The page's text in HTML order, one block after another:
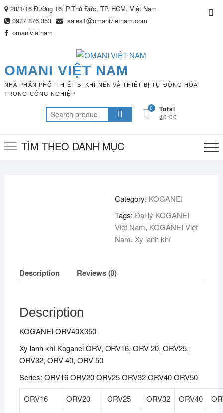
Skip
to
content
28/1/16 Đường 16, P.Thủ Đức, TP. HCM, Việt Nam
0937 876 353
sales1@omanivietnam.com
omanivietnam
OMANI VIỆT NAM
NHÀ PHÂN PHỐI THIẾT BỊ KHÍ NÉN VÀ THIẾT BỊ TỰ ĐỘNG HÓA
TRONG CÔNG NGHIỆP
Search
for:
0 Total
₫0.00
TÌM THEO DANH MỤC
Category: KOGANEI
Tags:Đại lý KOGANEI
Việt Nam, KOGANEI Việt
Nam, Xy lanh khí
Description Reviews (0)
Description
KOGANEI ORV40X350
Xy lanh khí Koganei ORV, ORV16, ORV 20, ORV25,
ORV32, ORV 40, ORV 50
Series: ORV16 ORV20 ORV25 ORV32 ORV40 ORV50
ORV16 ORV20 ORV25 ORV32 ORV40